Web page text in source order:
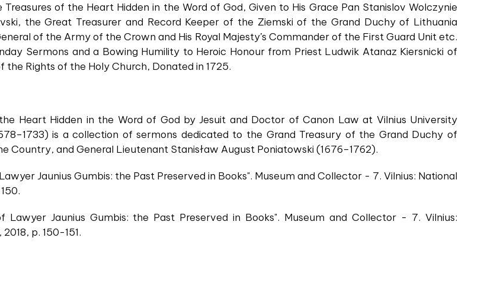
Treasures of the Heart Hidden in the Word of God, Given to His Grace Pan Stanislov Wolczynie
the Great Treasurer and Record Keeper of the Ziemski of the Grand Duchy of Lithuania
of the Army of the Crown and His Royal Majesty’s Commander of the First Guard Unit etc.
Sermons and a Bowing Humility to Heroic Honour from Priest Ludwik Atanaz Kiersnicki of
Rights of the Holy Church, Donated in 1725.
Heart Hidden in the Word of God by Jesuit and Doctor of Canon Law at Vilnius University
is a collection of sermons dedicated to the Grand Treasury of the Grand Duchy of
Country, and General Lieutenant Stanisław August Poniatowski (1676–1762).
Jaunius Gumbis: the Past Preserved in Books". Museum and Collector - 7. Vilnius: National
Lawyer Jaunius Gumbis: the Past Preserved in Books". Museum and Collector - 7. Vilnius:
p. 150-151.